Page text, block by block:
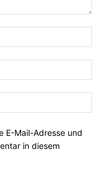
E-Mail-Adresse und
in diesem